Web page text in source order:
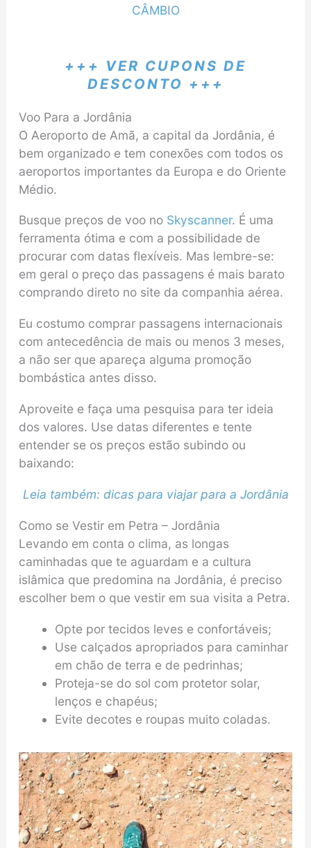
CÂMBIO
+++ VER CUPONS DE
DESCONTO +++
Voo Para a Jordânia
O Aeroporto de Amã, a capital da Jordânia, é
bem organizado e tem conexões com todos os
aeroportos importantes da Europa e do Oriente
Médio.
Busque preços de voo no Skyscanner. É uma
ferramenta ótima e com a possibilidade de
procurar com datas flexíveis. Mas lembre-se:
em geral o preço das passagens é mais barato
comprando direto no site da companhia aérea.
Eu costumo comprar passagens internacionais
com antecedência de mais ou menos 3 meses,
a não ser que apareça alguma promoção
bombástica antes disso.
Aproveite e faça uma pesquisa para ter ideia
dos valores. Use datas diferentes e tente
entender se os preços estão subindo ou
baixando:
Leia também: dicas para viajar para a Jordânia
Como se Vestir em Petra – Jordânia
Levando em conta o clima, as longas
caminhadas que te aguardam e a cultura
islâmica que predomina na Jordânia, é preciso
escolher bem o que vestir em sua visita a Petra.
Opte por tecidos leves e confortáveis;
Use calçados apropriados para caminhar
em chão de terra e de pedrinhas;
Proteja-se do sol com protetor solar,
lenços e chapéus;
Evite decotes e roupas muito coladas.